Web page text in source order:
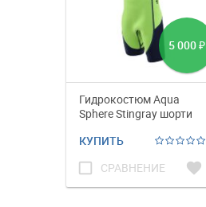
5 000 ₽
Гидрокостюм Aqua
Sphere Stingray шорти
КУПИТЬ
check_box_outline_blank СРАВНЕНИЕ favorite